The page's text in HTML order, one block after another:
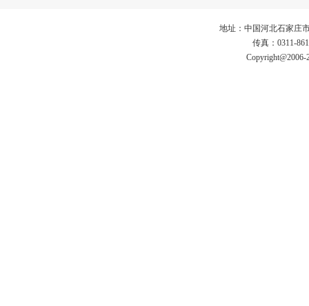
地址：中国河北石家庄
传真：0311-